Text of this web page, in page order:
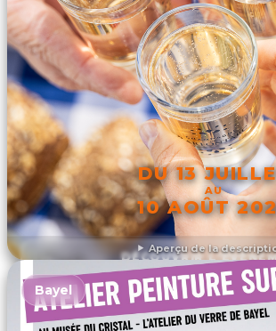
Aperçu de la
DU 13
AU
10 AOÛT
DÉCOUVRIR
Bayel